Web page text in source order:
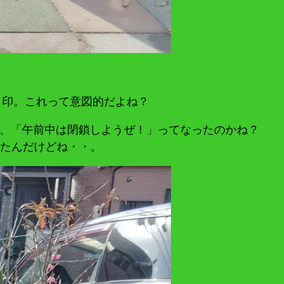
。これって意図的だよね？
午前中は閉鎖しようぜ！」ってなったのかね？
だけどね・・。